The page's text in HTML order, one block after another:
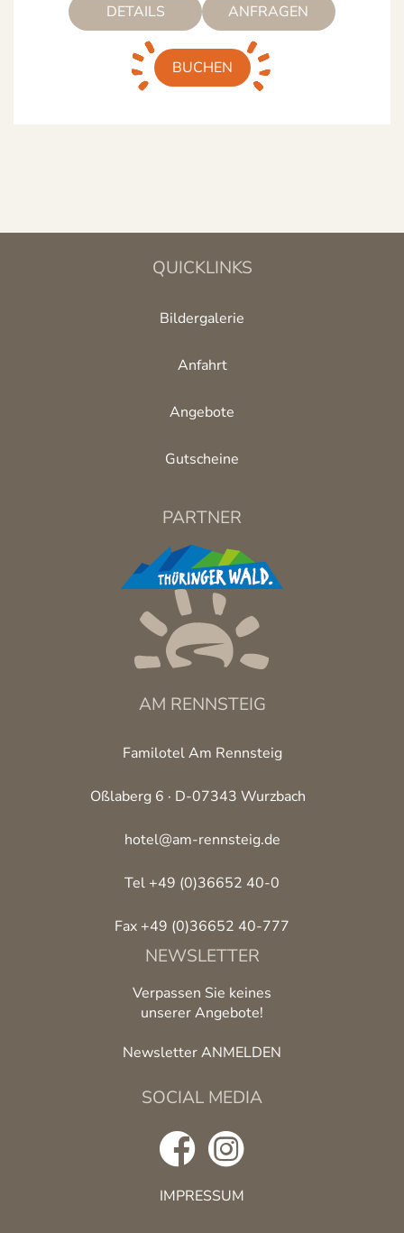
DETAILS ANFRAGEN
BUCHEN
QUICKLINKS
Bildergalerie
Anfahrt
Angebote
Gutscheine
PARTNER
AM RENNSTEIG
Familotel Am Rennsteig
Oßlaberg 6 · D-07343 Wurzbach
hotel@am-rennsteig.de
Tel +49 (0)36652 40-0
Fax +49 (0)36652 40-777
NEWSLETTER
Verpassen Sie keines
unserer Angebote!
Newsletter ANMELDEN
SOCIAL MEDIA
IMPRESSUM